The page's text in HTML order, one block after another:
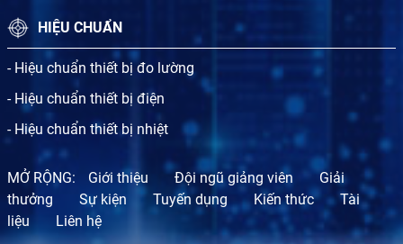
HIỆU CHUẨN
- Hiệu chuẩn thiết bị đo lường
- Hiệu chuẩn thiết bị điện
- Hiệu chuẩn thiết bị nhiệt
MỞ RỘNG: Giới thiệu Đội ngũ giảng viên
Giải
thưởng
Sự kiện Tuyến dụng Kiến thức
Tài
liệu
Liên hệ